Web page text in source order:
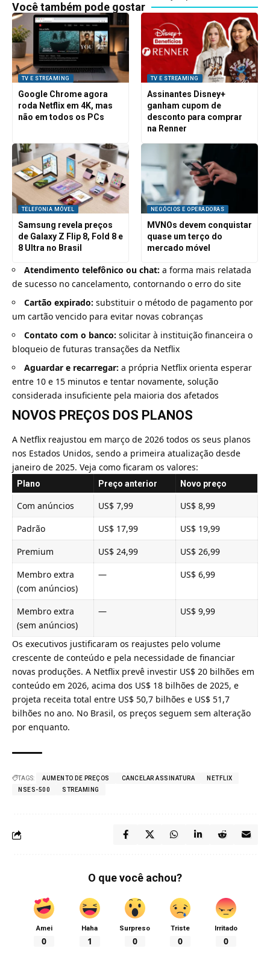
Você também pode gostar
TV E STREAMING
Google Chrome agora
roda Netflix em 4K, mas
não em todos os PCs
TV E STREAMING
Assinantes Disney+
ganham cupom de
desconto para comprar
na Renner
TELEFONIA MÓVEL
Samsung revela preços
de Galaxy Z Flip 8, Fold 8 e
8 Ultra no Brasil
NEGÓCIOS E OPERADORAS
MVNOs devem conquistar
quase um terço do
mercado móvel
Atendimento telefônico ou chat: a forma mais relatada
de sucesso no cancelamento, contornando o erro do site
Cartão expirado: substituir o método de pagamento por
um cartão vencido para evitar novas cobranças
Contato com o banco: solicitar à instituição financeira o
bloqueio de futuras transações da Netflix
Aguardar e recarregar: a própria Netflix orienta esperar
entre 10 e 15 minutos e tentar novamente, solução
considerada insuficiente pela maioria dos afetados
NOVOS PREÇOS DOS PLANOS
A Netflix reajustou em março de 2026 todos os seus planos
nos Estados Unidos, sendo a primeira atualização desde
janeiro de 2025. Veja como ficaram os valores:
Plano Preço anterior Novo preço
Com anúncios US$ 7,99
US$ 8,99
Padrão
US$ 17,99
US$ 19,99
Premium
US$ 24,99
US$ 26,99
Membro extra
(com anúncios)
— US$ 6,99
Membro extra
(sem anúncios)
— US$ 9,99
Os executivos justificaram os reajustes pelo volume
crescente de conteúdo e pela necessidade de financiar
novas produções. A Netflix prevê investir US$ 20 bilhões em
conteúdo em 2026, acima dos US$ 18 bilhões de 2025, e
projeta receita total entre US$ 50,7 bilhões e US$ 51,7
bilhões no ano. No Brasil, os preços seguem sem alteração
por enquanto.
TAGS: AUMENTO DE PREÇOS CANCELAR ASSINATURA
NETFLIX
NSES-500
STREAMING
O que você achou?
Amei
0
Haha
1
Surpreso
0
Triste
0
Irritado
0